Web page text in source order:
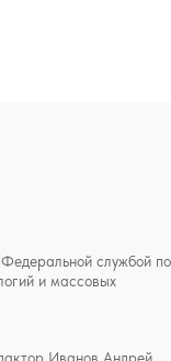
службой по
и массовых